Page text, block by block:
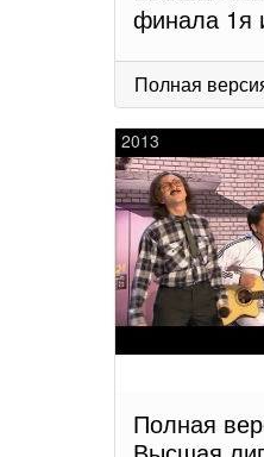
финала 1я
Полная
2013
Полная